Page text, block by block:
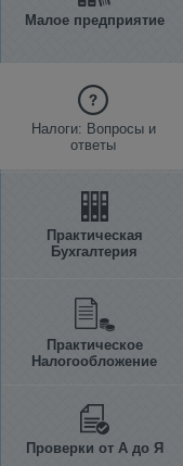
Малое предприятие
Налоги: Вопросы и
ответы
Практическая
Бухгалтерия
Практическое
Налогообложение
Проверки от А до Я